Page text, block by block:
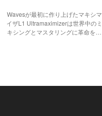
Wavesが最初に作り上げたマキシマ
イザL1 Ultramaximizerは世界中のミ
キシングとマスタリングに革命をも